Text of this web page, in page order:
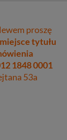
proszę
tytułu
1848 0001
53a